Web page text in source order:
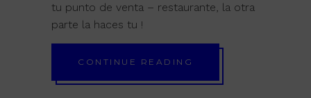
tu punto de venta – restaurante, la otra
parte la haces tu !
CONTINUE READING